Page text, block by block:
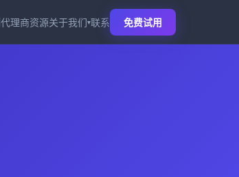
代理商资源关于我们▾联系 免费试用